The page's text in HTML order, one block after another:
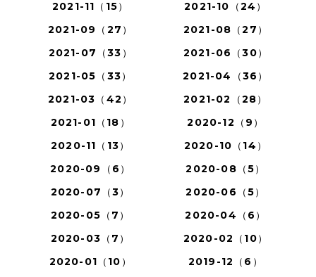
2021-11（15）
2021-10（24）
2021-09（27）
2021-08（27）
2021-07（33）
2021-06（30）
2021-05（33）
2021-04（36）
2021-03（42）
2021-02（28）
2021-01（18）
2020-12（9）
2020-11（13）
2020-10（14）
2020-09（6）
2020-08（5）
2020-07（3）
2020-06（5）
2020-05（7）
2020-04（6）
2020-03（7）
2020-02（10）
2020-01（10）
2019-12（6）